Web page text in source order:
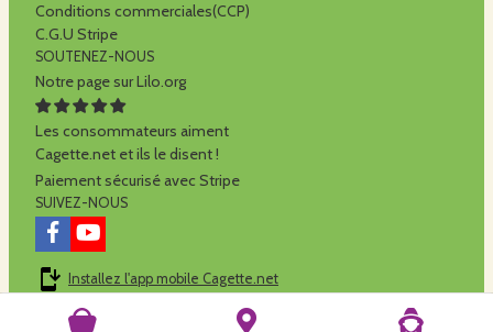
Conditions commerciales(CCP)
C.G.U Stripe
SOUTENEZ-NOUS
Notre page sur Lilo.org
Les consommateurs aiment
Cagette.net et ils le disent !
Paiement sécurisé avec Stripe
SUIVEZ-NOUS
Installez l'app mobile Cagette.net
Cagette.net est réalisé par la SCOP Alilo